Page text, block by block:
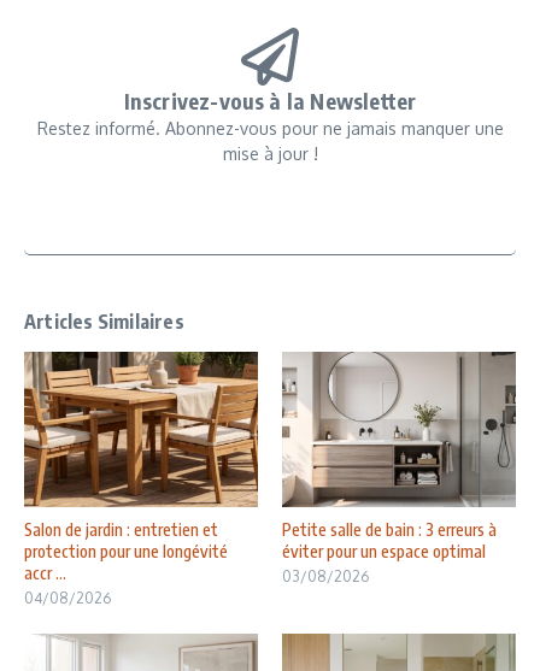
Inscrivez-vous à la Newsletter
Restez informé. Abonnez-vous pour ne jamais manquer une
mise à jour !
Articles Similaires
Salon de jardin : entretien et
protection pour une longévité
accr ...
04/08/2026
Petite salle de bain : 3 erreurs à
éviter pour un espace optimal
03/08/2026